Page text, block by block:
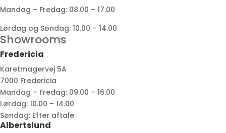
Mandag – Fredag: 08.00 – 17.00
Lørdag og Søndag: 10.00 – 14.00
Showrooms
Fredericia
Karetmagervej 5A
7000 Fredericia
Mandag – Fredag: 09.00 – 16.00
Lørdag: 10.00 – 14.00
Søndag: Efter aftale
Albertslund